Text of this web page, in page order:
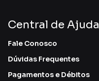
Central de Ajuda
Fale Conosco
Dúvidas Frequentes
Pagamentos e Débitos